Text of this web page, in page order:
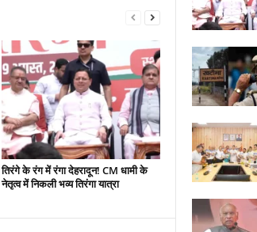
तिरंगे के रंग में रंगा देहरादून! CM धामी के
नेतृत्व में निकली भव्य तिरंगा यात्रा